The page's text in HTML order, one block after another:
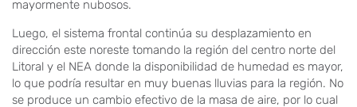
mayormente nubosos.
Luego, el sistema frontal continúa su desplazamiento en
dirección este noreste tomando la región del centro norte del
Litoral y el NEA donde la disponibilidad de humedad es mayor,
lo que podría resultar en muy buenas lluvias para la región. No
se produce un cambio efectivo de la masa de aire, por lo cual